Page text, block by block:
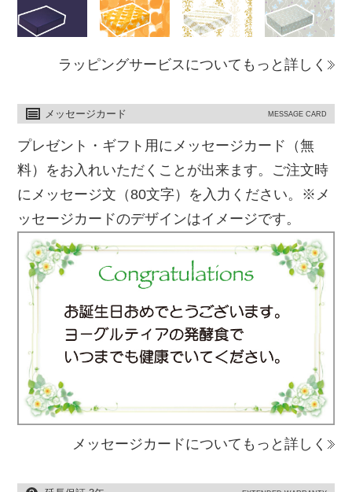
ラッピングサービスについてもっと詳しく
メッセージカード MESSAGE CARD
プレゼント・ギフト用にメッセージカード（無
料）をお入れいただくことが出来ます。ご注文時
にメッセージ文（80文字）を入力ください。※メ
ッセージカードのデザインはイメージです。
メッセージカードについてもっと詳しく